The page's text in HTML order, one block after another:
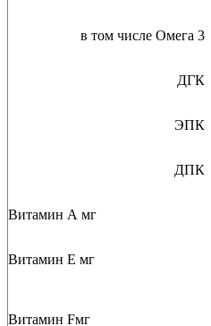
в том числе Омега 3
ДГК
ЭПК
ДПК
Витамин А мг
Витамин Е мг
Витамин Fмг